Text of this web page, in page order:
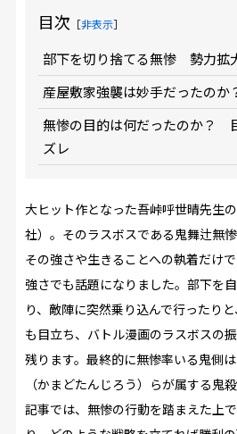
目次 ［非表示］
部下を切り捨てる無惨 勢力拡
産屋敷家強襲は妙手だったのか
無惨の目的は何だったのか？
ズレ
大ヒット作となった吾峠呼世晴先生
社）。そのラスボスである鬼舞辻無
その強さや生きることへの執着だけ
強さでも話題になりました。部下を
り、敵陣に突然乗り込んで行ったり
も目立ち、バトル漫画のラスボスの
残ります。最終的に無惨率いる鬼側
（かまどたんじろう）らが属する鬼
記事では、無惨の行動を踏まえた上